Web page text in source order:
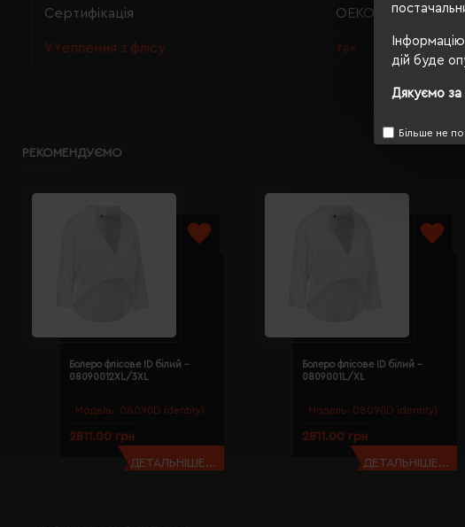
дій буде
Дякуємо за
Більше не
Сертифікація OEKO-TEX®
Утеплення з флісу так
РЕКОМЕНДУЄМО
Модель: 0809(ID identity)
Болеро флісове ID білий -
08090012XL/3XL
2811.00 грн
ДЕТАЛЬНІШЕ...
Модель: 0809(ID identity)
Болеро флісове ID білий -
0809001L/XL
2811.00 грн
ДЕТАЛЬНІШЕ...